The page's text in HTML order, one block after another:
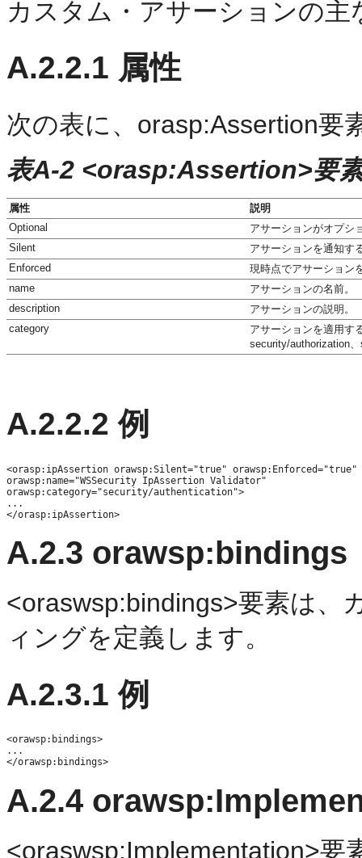
カスタム・アサーションの主
A.2.2.1 属性
次の表に、orasp:Assertion要
表A-2 <orasp:Assertion>要
属性
説明
Optional
アサーションがオプシ
Silent
アサーションを通知す
Enforced
現時点でアサーション
name
アサーションの名前。
description
アサーションの説明。
category
アサーションを適用す
security/authorization
A.2.2.2 例
<orasp:ipAssertion orawsp:Silent="true" orawsp:Enforced="true"
orawsp:name="WSSecurity IpAssertion Validator"
orawsp:category="security/authentication">
...
A.2.3 orawsp:bindings
<oraswsp:bindings>要素は、
ィングを定義します。
A.2.3.1 例
<orawsp:bindings>
...
A.2.4
<oraswsp:Implementation>要